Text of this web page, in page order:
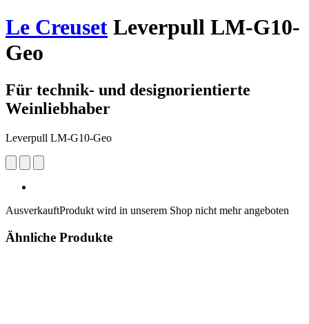
Le Creuset Leverpull LM-G10-
Geo
Für technik- und designorientierte
Weinliebhaber
Leverpull LM-G10-Geo
AusverkauftProdukt wird in unserem Shop nicht mehr angeboten
Ähnliche Produkte